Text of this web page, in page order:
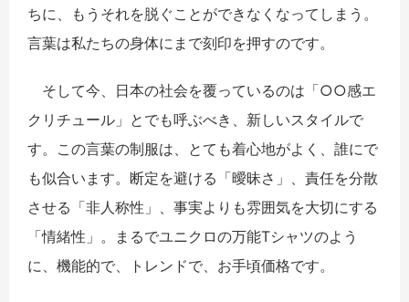
ちに、もうそれを脱ぐことができなくなってしまう。
言葉は私たちの身体にまで刻印を押すのです。
そして今、日本の社会を覆っているのは「○○感エ
クリチュール」とでも呼ぶべき、新しいスタイルで
す。この言葉の制服は、とても着心地がよく、誰にで
も似合います。断定を避ける「曖昧さ」、責任を分散
させる「非人称性」、事実よりも雰囲気を大切にする
「情緒性」。まるでユニクロの万能Tシャツのよう
に、機能的で、トレンドで、お手頃価格です。